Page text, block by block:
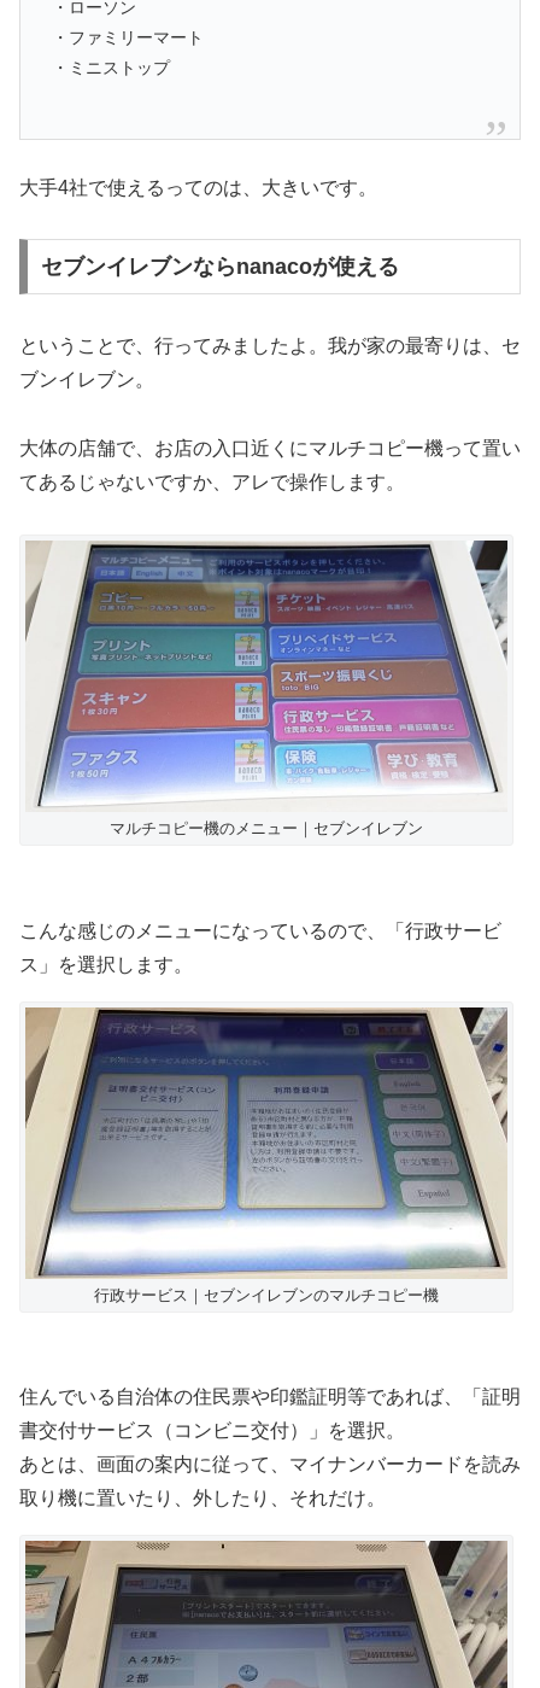
・ローソン
・ファミリーマート
・ミニストップ
大手4社で使えるってのは、大きいです。
セブンイレブンならnanacoが使える
ということで、行ってみましたよ。我が家の最寄りは、セ
ブンイレブン。
大体の店舗で、お店の入口近くにマルチコピー機って置い
てあるじゃないですか、アレで操作します。
マルチコピー機のメニュー｜セブンイレブン
こんな感じのメニューになっているので、「行政サービ
ス」を選択します。
行政サービス｜セブンイレブンのマルチコピー機
住んでいる自治体の住民票や印鑑証明等であれば、「証明
書交付サービス（コンビニ交付）」を選択。
あとは、画面の案内に従って、マイナンバーカードを読み
取り機に置いたり、外したり、それだけ。